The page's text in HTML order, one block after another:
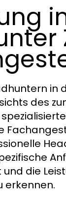
des
die
erkennen.